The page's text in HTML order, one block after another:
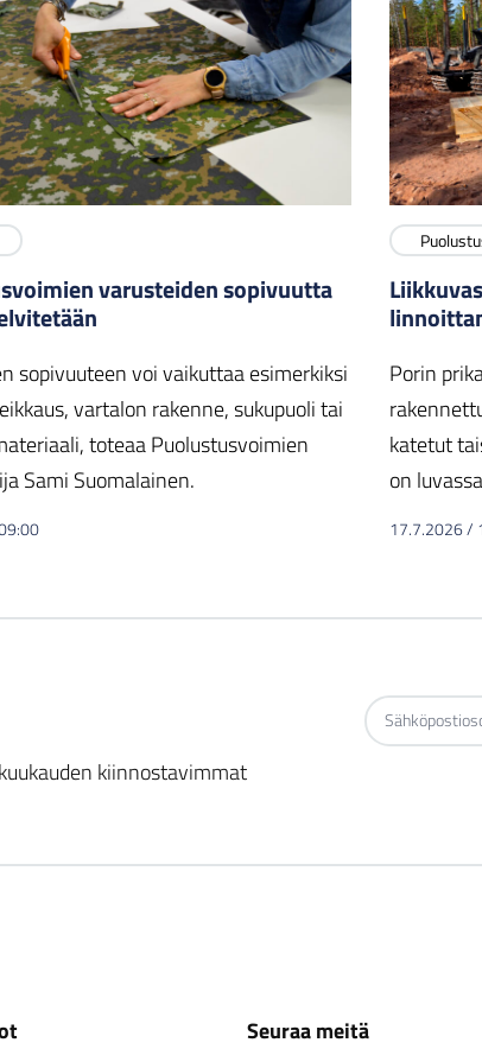
varusteiden sopivuutta
sopivuuteen voi vaikuttaa esimerkiksi
vartalon rakenne, sukupuoli tai
toteaa Puolustusvoimien
Sami Suomalainen.
Porin
katetut
on
17.7.2026/
kiinnostavimmat
Seuraa meitä